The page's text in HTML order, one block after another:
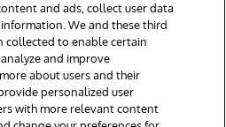
Boston, MA. All Rights
イバシーステートメント
and ads, collect user data
We and these third
collected to enable certain
and improve
about users and their
personalized user
with more relevant content